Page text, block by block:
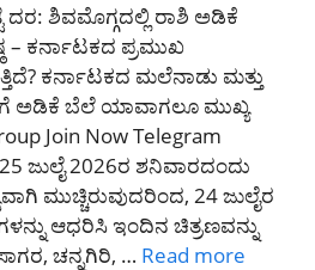
ಶಿವಮೊಗ್ಗದಲ್ಲಿ ರಾಶಿ ಅಡಿಕೆ
– ಕರ್ನಾಟಕದ ಪ್ರಮುಖ
ಕರ್ನಾಟಕದ ಮಲೆನಾಡು ಮತ್ತು
ಅಡಿಕೆ ಬೆಲೆ ಯಾವಾಗಲೂ ಮುಖ್ಯ
Join Now Telegram
ಜುಲೈ 2026ರ ಶನಿವಾರದಂದು
ಮುಚ್ಚಿರುವುದರಿಂದ, 24 ಜುಲೈರ
ಆಧರಿಸಿ ಇಂದಿನ ಚಿತ್ರಣವನ್ನು
ಚನ್ನಗಿರಿ, … Read more